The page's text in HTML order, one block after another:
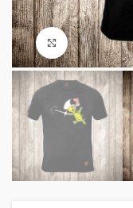
Click to